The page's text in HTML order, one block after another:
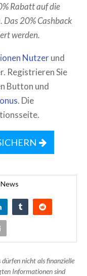
Rabatt auf die
Das 20% Cashback
werden.
Nutzerund
Registrieren Sie
Button und
. Die
nicht als finanzielle
Informationen sind